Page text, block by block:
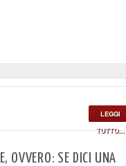
LEGGI
TUTTO...
OVVERO: SE DICI UNA